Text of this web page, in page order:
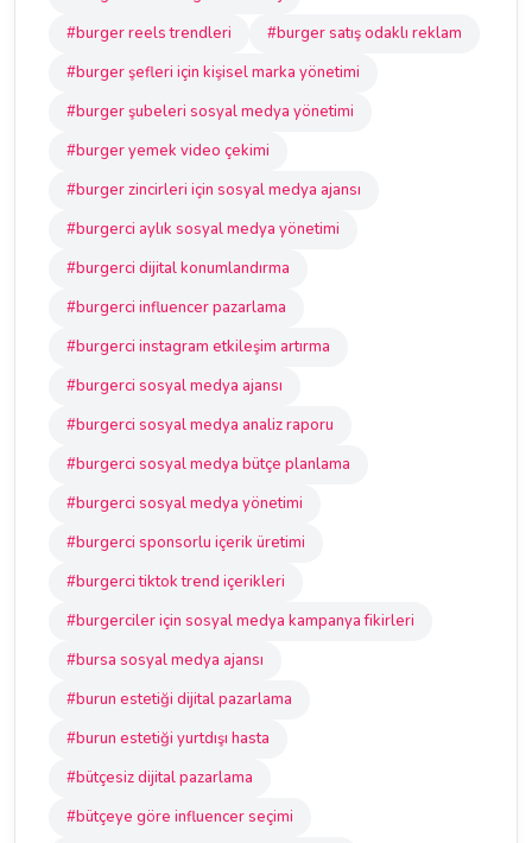
#burger reels trendleri
#burger satış odaklı reklam
#burger şefleri için kişisel marka yönetimi
#burger şubeleri sosyal medya yönetimi
#burger yemek video çekimi
#burger zincirleri için sosyal medya ajansı
#burgerci aylık sosyal medya yönetimi
#burgerci dijital konumlandırma
#burgerci influencer pazarlama
#burgerci instagram etkileşim artırma
#burgerci sosyal medya ajansı
#burgerci sosyal medya analiz raporu
#burgerci sosyal medya bütçe planlama
#burgerci sosyal medya yönetimi
#burgerci sponsorlu içerik üretimi
#burgerci tiktok trend içerikleri
#burgerciler için sosyal medya kampanya fikirleri
#bursa sosyal medya ajansı
#burun estetiği dijital pazarlama
#burun estetiği yurtdışı hasta
#bütçesiz dijital pazarlama
#bütçeye göre influencer seçimi